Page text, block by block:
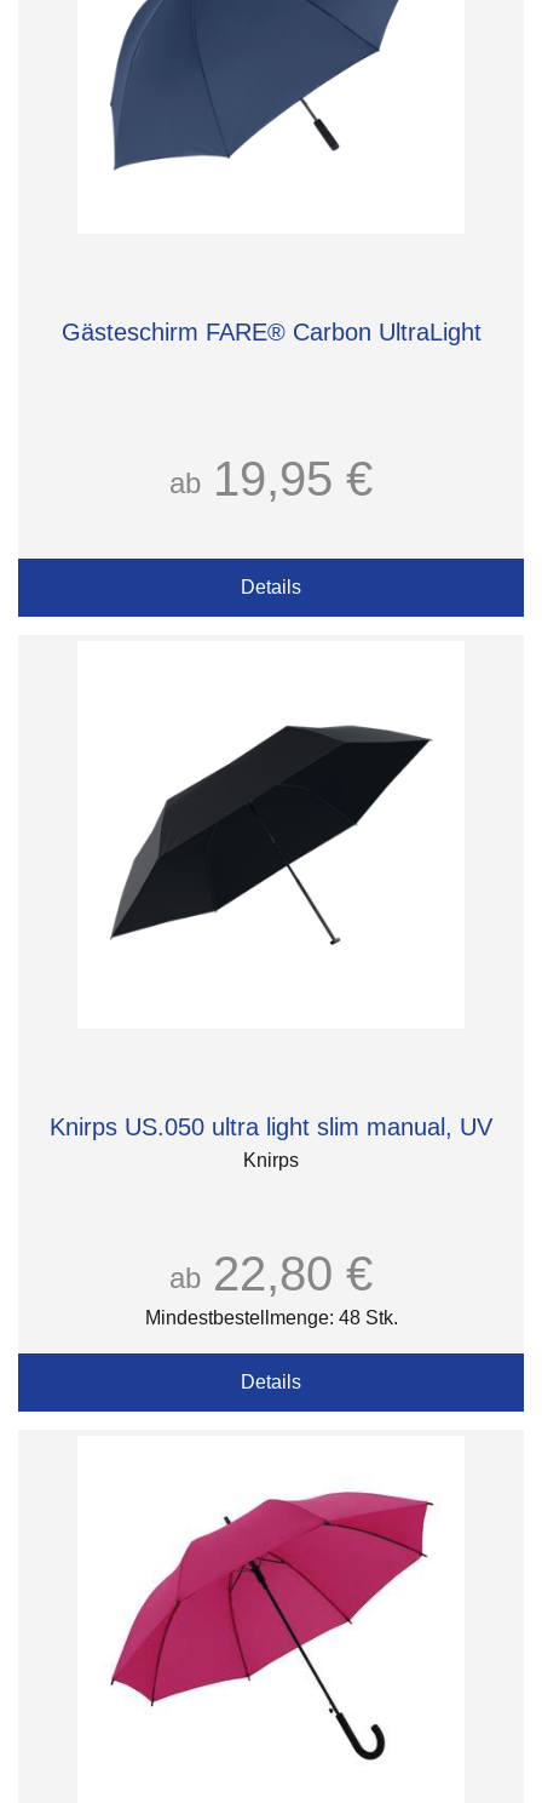
Gästeschirm FARE® Carbon UltraLight
ab 19,95 €
Details
Knirps US.050 ultra light slim manual, UV
Knirps
ab 22,80 €
Mindestbestellmenge: 48 Stk.
Details